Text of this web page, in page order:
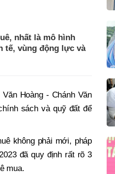
nhất là mô hình
tế, vùng động lực và
Hoàng - Chánh Văn
sách và quỹ đất để
không phải mới, pháp
đã quy định rất rõ 3
mua.